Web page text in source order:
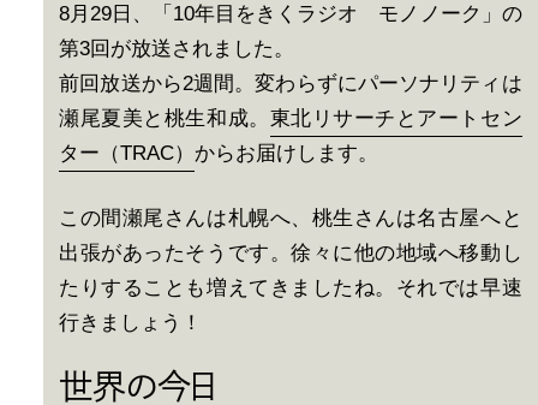
8月29日、「10年目をきくラジオ モノノーク」の
第3回が放送されました。
前回放送から2週間。変わらずにパーソナリティは
瀬尾夏美と桃生和成。 東北リサーチとアートセン
ター（TRAC） からお届けします。
この間瀬尾さんは札幌へ、桃生さんは名古屋へと
出張があったそうです。徐々に他の地域へ移動し
たりすることも増えてきましたね。それでは早速
行きましょう！
世界の今日